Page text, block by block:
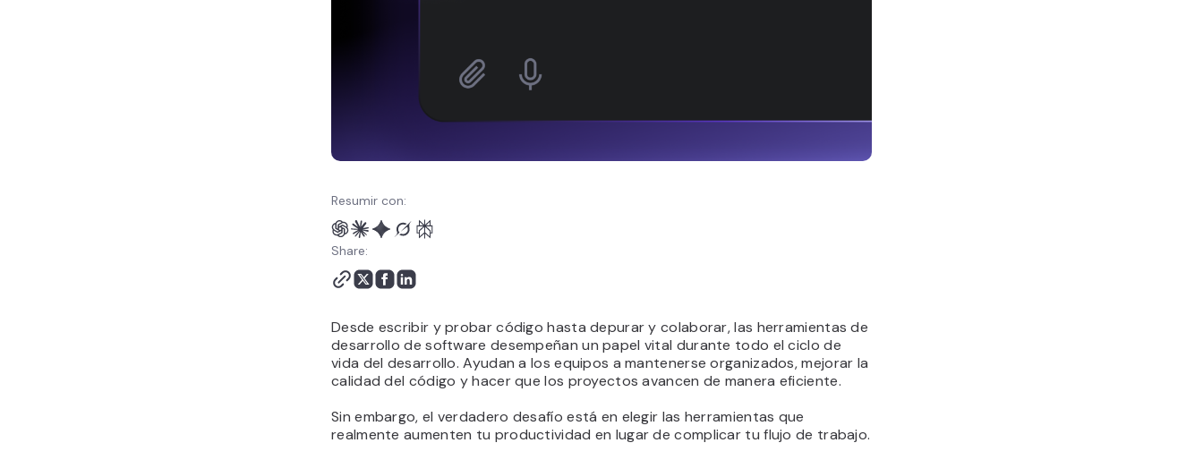
Resumir con:
Share:
Desde escribir y probar código hasta depurar y colaborar, las herramientas de
desarrollo de software desempeñan un papel vital durante todo el ciclo de
vida del desarrollo. Ayudan a los equipos a mantenerse organizados, mejorar la
calidad del código y hacer que los proyectos avancen de manera eficiente.
Sin embargo, el verdadero desafío está en elegir las herramientas que
realmente aumenten tu productividad en lugar de complicar tu flujo de trabajo.